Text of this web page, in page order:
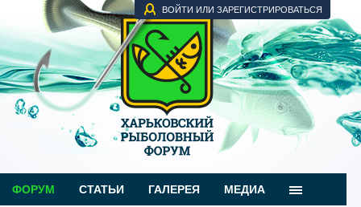
ВОЙТИ ИЛИ ЗАРЕГИСТРИРОВАТЬСЯ
ФОРУМ СТАТЬИ ГАЛЕРЕЯ МЕДИА